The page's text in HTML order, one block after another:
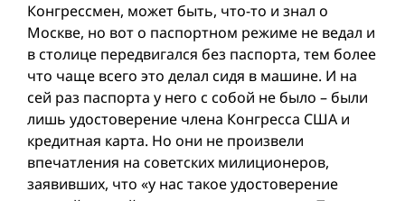
Конгрессмен, может быть, что-то и знал о
Москве, но вот о паспортном режиме не ведал и
в столице передвигался без паспорта, тем более
что чаще всего это делал сидя в машине. И на
сей раз паспорта у него с собой не было – были
лишь удостоверение члена Конгресса США и
кредитная карта. Но они не произвели
впечатления на советских милиционеров,
заявивших, что «у нас такое удостоверение